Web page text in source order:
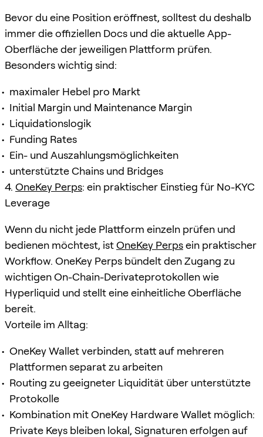
Bevor du eine Position eröffnest, solltest du deshalb
immer die offiziellen Docs und die aktuelle App-
Oberfläche der jeweiligen Plattform prüfen.
Besonders wichtig sind:
maximaler Hebel pro Markt
Initial Margin und Maintenance Margin
Liquidationslogik
Funding Rates
Ein- und Auszahlungsmöglichkeiten
unterstützte Chains und Bridges
4. OneKey Perps: ein praktischer Einstieg für No-KYC
Leverage
Wenn du nicht jede Plattform einzeln prüfen und
bedienen möchtest, istOneKey Perpsein praktischer
Workflow. OneKey Perps bündelt den Zugang zu
wichtigen On-Chain-Derivateprotokollen wie
Hyperliquid und stellt eine einheitliche Oberfläche
bereit.
Vorteile im Alltag:
OneKey Wallet verbinden, statt auf mehreren
Plattformen separat zu arbeiten
Routing zu geeigneter Liquidität über unterstützte
Protokolle
Kombination mit OneKey Hardware Wallet möglich:
Private Keys bleiben lokal, Signaturen erfolgen auf